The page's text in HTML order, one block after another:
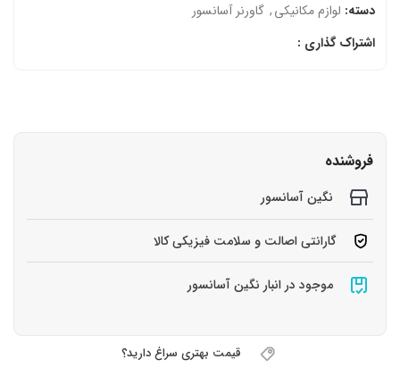
دسته: لوازم مکانیکی, گاورنر آسانسور
اشتراک گذاری :
فروشنده
نگین آسانسور
گارانتی اصالت و سلامت فیزیکی کالا
موجود در انبار نگین آسانسور
قیمت بهتری سراغ دارید؟